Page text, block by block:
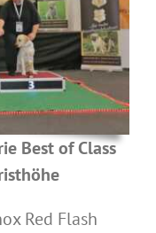
Best of Class
Red Flash